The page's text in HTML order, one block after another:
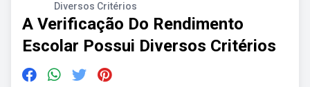
Diversos Critérios
A Verificação Do Rendimento
Escolar Possui Diversos Critérios